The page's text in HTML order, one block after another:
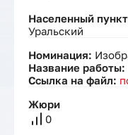
Населенный
Уральский
Номинация:
Название работы:
Ссылка на файл:
Жюри
0